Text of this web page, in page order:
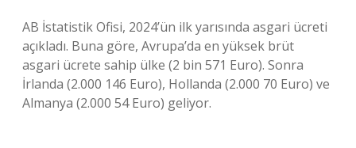
AB İstatistik Ofisi, 2024’ün ilk yarısında asgari ücreti
açıkladı. Buna göre, Avrupa’da en yüksek brüt
asgari ücrete sahip ülke (2 bin 571 Euro). Sonra
İrlanda (2.000 146 Euro), Hollanda (2.000 70 Euro) ve
Almanya (2.000 54 Euro) geliyor.